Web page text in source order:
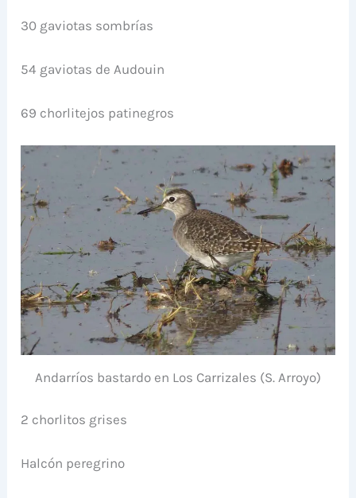
30 gaviotas sombrías
54 gaviotas de Audouin
69 chorlitejos patinegros
Andarríos bastardo en Los Carrizales (S. Arroyo)
2 chorlitos grises
Halcón peregrino